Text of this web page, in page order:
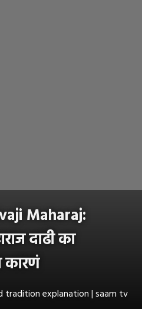
Maharaj:
दाढी का
कारणं
tradition explanation | saam tv